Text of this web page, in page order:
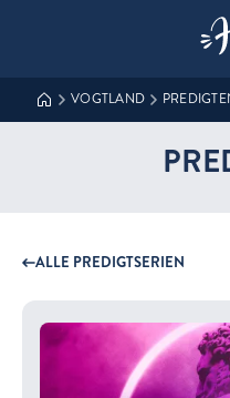
VOGTLAND
ALLE PREDIGTSERIEN